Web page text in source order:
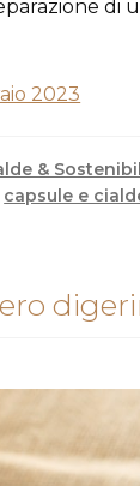
2023
&
capsule e